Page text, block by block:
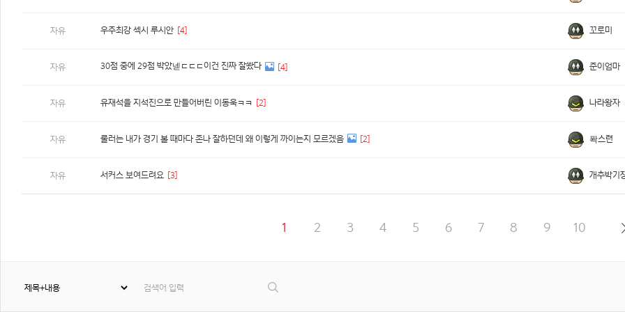
자유 우주최강 섹시 루시안 [4] 꼬로미
자유 30점 중에 29점 박았넫ㄷㄷㄷ이건 진짜 잘쐈다 [4] 준이엄마
자유 유재석을 지석진으로 만들어버린 이동욱ㅋㅋ [2] 나라왕자
자유 룰러는 내가 경기 볼 때마다 존나 잘하던데 왜 이렇게 까이는지 모르겠음 [2] 퐉스련
자유 서커스 보여드려요 [3] 개추박기
1 2 3 4 5 6 7 8 9 10